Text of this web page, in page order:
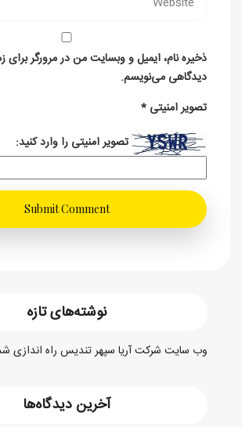
ذخیره نام، ایمیل و وبسایت من در مرورگر برای
دیدگاهی می‌نویسم.
تصویر امنیتی *
تصویر امنیتی را وارد کنید:
نوشته‌های تازه
وب سایت شرکت آریا سپهر تندیس راه اندازی
آخرین دیدگاه‌ها